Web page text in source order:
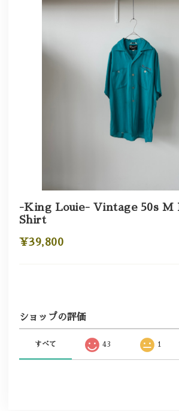
-King Louie- Vintage 50s M
Shirt
¥39,800
ショップの評価
すべて 43 1